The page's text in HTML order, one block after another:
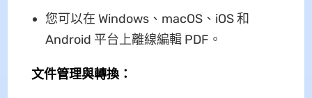
您可以在 Windows、macOS、iOS 和
Android 平台上離線編輯 PDF。
文件管理與轉換：